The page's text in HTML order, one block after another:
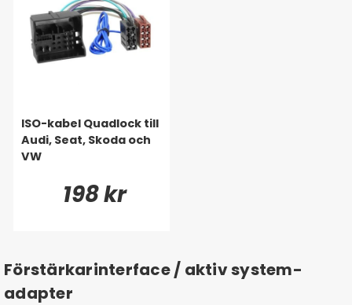
ISO-kabel Quadlock till
Audi, Seat, Skoda och
VW
198 kr
Förstärkarinterface / aktiv system-
adapter